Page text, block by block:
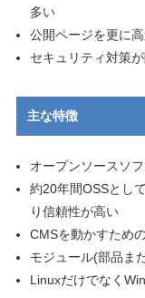
多い
公開ページを更に
セキュリティ対策
主な特徴
オープンソースソ
約20年間OSSとし
り信頼性が高い
CMSを動かすため
モジュール(部品ま
Linuxだけでなく